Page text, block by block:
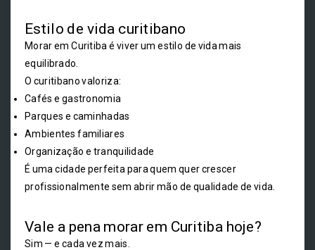
Estilo de vida curitibano
Morar em Curitiba é viver um estilo de vida mais
equilibrado.
O curitibano valoriza:
Cafés e gastronomia
Parques e caminhadas
Ambientes familiares
Organização e tranquilidade
É uma cidade perfeita para quem quer crescer
profissionalmente sem abrir mão de qualidade de vida.
Vale a pena morar em Curitiba hoje?
Sim — e cada vez mais.